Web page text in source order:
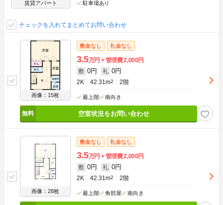
賃貸アパート 駐車場あり
チェックを入れてまとめてお問い合わせ
画像：15枚
敷金なし 礼金なし
3.5万円 管理費2,000円
敷 0円 礼 0円
2K 42.31m2 2階
最上階 南向き
空室状況をお問い合わせ
画像：28枚
敷金なし 礼金なし
3.5万円 管理費2,000円
敷 0円 礼 0円
2K 42.31m2 2階
最上階 角部屋 南向き